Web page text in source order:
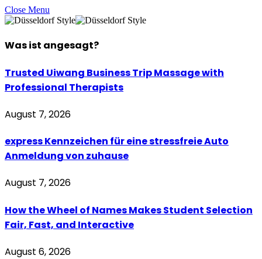
Close Menu
Was ist angesagt?
Trusted Uiwang Business Trip Massage with
Professional Therapists
August 7, 2026
express Kennzeichen für eine stressfreie Auto
Anmeldung von zuhause
August 7, 2026
How the Wheel of Names Makes Student Selection
Fair, Fast, and Interactive
August 6, 2026